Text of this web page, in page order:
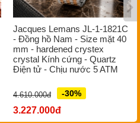
Jacques Lemans JL-1-1821C
- Đồng hồ Nam - Size mặt 40
mm - hardened crystex
crystal Kính cứng - Quartz
Điện tử - Chịu nước 5 ATM
4.610.000đ -30%
3.227.000đ